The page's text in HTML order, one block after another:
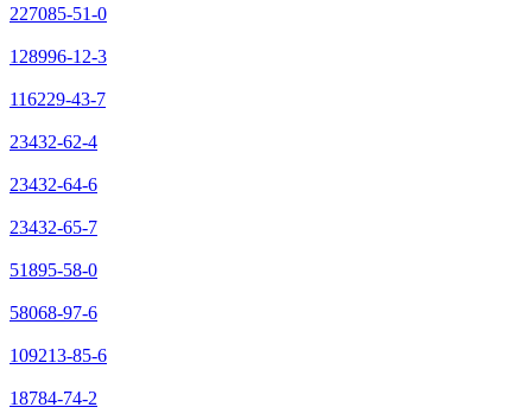
227085-51-0
128996-12-3
116229-43-7
23432-62-4
23432-64-6
23432-65-7
51895-58-0
58068-97-6
109213-85-6
18784-74-2